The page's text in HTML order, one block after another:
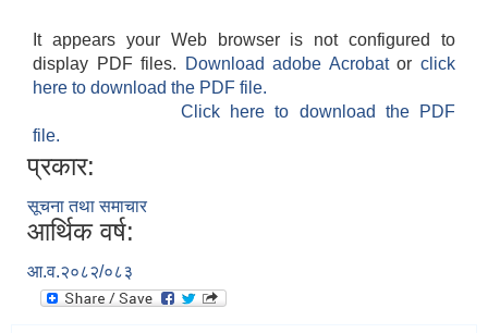
It appears your Web browser is not configured to
display PDF files.
Download adobe Acrobatorclick
here to download the PDF file.
Click here to download the PDF
file.
प्रकार:
सूचना तथा समाचार
आर्थिक वर्ष:
आ.व.२०८२/०८३